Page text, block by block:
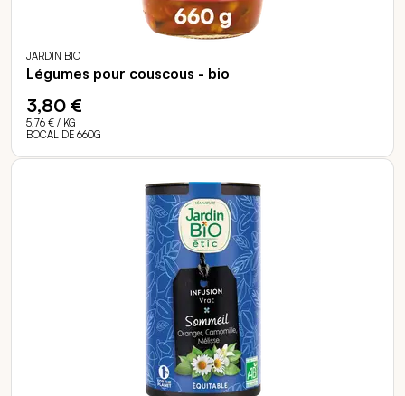
JARDIN BIO
Légumes pour couscous - bio
3,80 €
5,76 € / KG
BOCAL DE 660G